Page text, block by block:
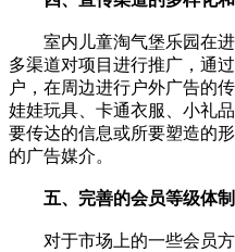
室内儿童淘气堡乐园在进
多渠道对项目进行推广，通
户，在周边进行户外广告的
娃娃玩具、卡通衣服、小礼
要传达的信息或所要塑造的
的广告媒介。
五、完善的会员等级体制
对于市场上的一些会员方